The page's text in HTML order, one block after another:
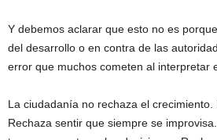
Y debemos aclarar que esto no es
del desarrollo o en contra de las
error que muchos cometen al interpretar
La ciudadanía no rechaza el crecimiento.
Rechaza sentir que siempre se